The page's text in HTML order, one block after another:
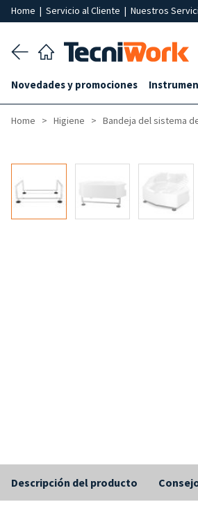
Home | Servicio al Cliente | Nuestros
Novedades y promociones
Home Higiene Bandeja del sistema
Descripción del producto